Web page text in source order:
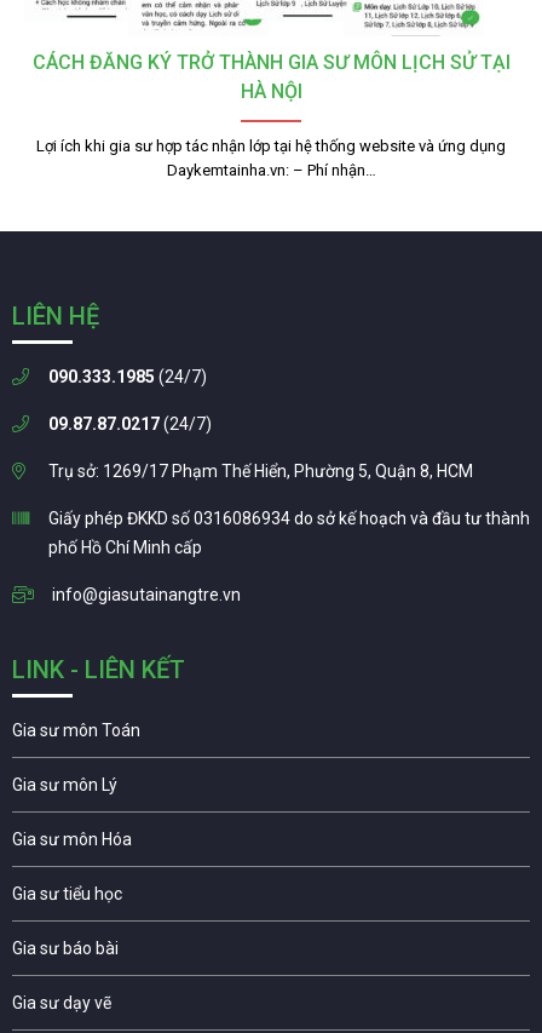
CÁCH ĐĂNG KÝ TRỞ THÀNH GIA SƯ MÔN LỊCH SỬ TẠI
HÀ NỘI
Lợi ích khi gia sư hợp tác nhận lớp tại hệ thống website và ứng dụng
Daykemtainha.vn: – Phí nhận…
LIÊN HỆ
090.333.1985 (24/7)
09.87.87.0217(24/7)
Trụ sở: 1269/17 Phạm Thế Hiển, Phường 5, Quận 8, HCM
Giấy phép ĐKKD số 0316086934 do sở kế hoạch và đầu tư thành
phố Hồ Chí Minh cấp
info@giasutainangtre.vn
LINK - LIÊN KẾT
Gia sư môn Toán
Gia sư môn Lý
Gia sư môn Hóa
Gia sư tiểu học
Gia sư báo bài
Gia sư dạy vẽ